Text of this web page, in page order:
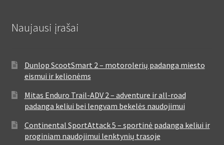
Naujausi įrašai
Dunlop ScootSmart 2 – motorolerių padanga miesto
eismui ir kelionėms
Mitas Enduro Trail-ADV 2 – adventure ir all-road
padanga keliui bei lengvam bekelės naudojimui
Continental SportAttack 5 – sportinė padanga keliui ir
proginiam naudojimui lenktynių trasoje